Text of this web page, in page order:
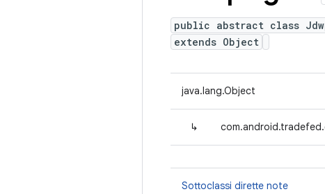
public abstract class
extends Object
java.lang.Object
↳
Sottoclassi dirette note